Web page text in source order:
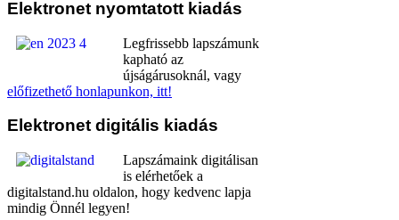
Elektronet nyomtatott kiadás
Legfrissebb lapszámunk
kapható az
újságárusoknál, vagy
előfizethető honlapunkon, itt!
Elektronet digitális kiadás
Lapszámaink digitálisan
is elérhetőek a
digitalstand.hu oldalon, hogy kedvenc lapja
mindig Önnél legyen!